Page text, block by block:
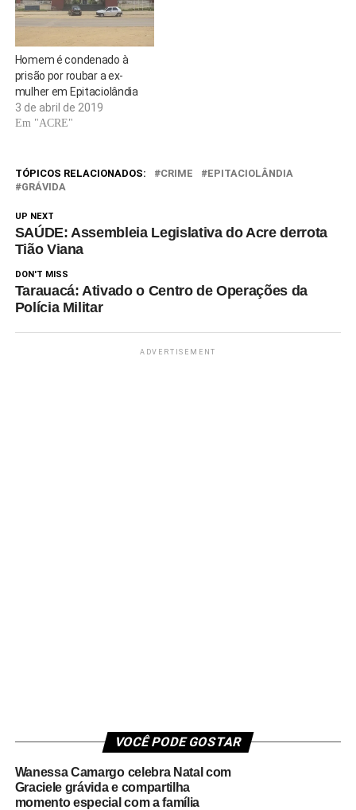
Homem é condenado à
prisão por roubar a ex-
mulher em Epitaciolândia
3 de abril de 2019
Em "ACRE"
TÓPICOS RELACIONADOS: CRIME
EPITACIOLÂNDIA
GRÁVIDA
UP NEXT
SAÚDE: Assembleia Legislativa do Acre derrota
Tião Viana
DON'T MISS
Tarauacá: Ativado o Centro de Operações da
Polícia Militar
ADVERTISEMENT
VOCÊ PODE GOSTAR
Wanessa Camargo celebra Natal com
Graciele grávida e compartilha
momento especial com a família